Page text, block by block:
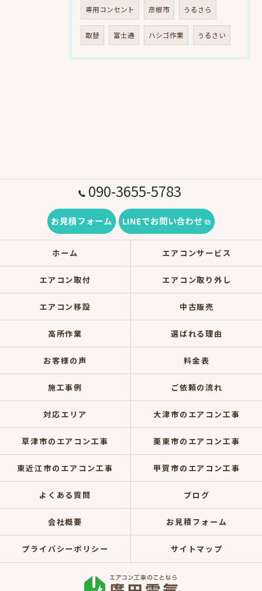
専用コンセント 彦根市 うるさら
取替 富士通 ハシゴ作業 うるさい
090-3655-5783
お見積フォーム LINEでお問い合わせ
ホーム エアコンサービス
エアコン取付 エアコン取り外し
エアコン移設 中古販売
高所作業 選ばれる理由
お客様の声 料金表
施工事例 ご依頼の流れ
対応エリア 大津市のエアコン工事
草津市のエアコン工事 栗東市のエアコン工事
東近江市のエアコン工事 甲賀市のエアコン工事
よくある質問 ブログ
会社概要 お見積フォーム
プライバシーポリシー サイトマップ